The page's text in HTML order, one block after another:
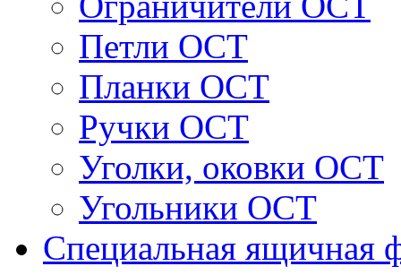
Петли ОСТ
Планки ОСТ
Ручки ОСТ
Уголки, оковки ОСТ
Угольники ОСТ
Специальная ящичная